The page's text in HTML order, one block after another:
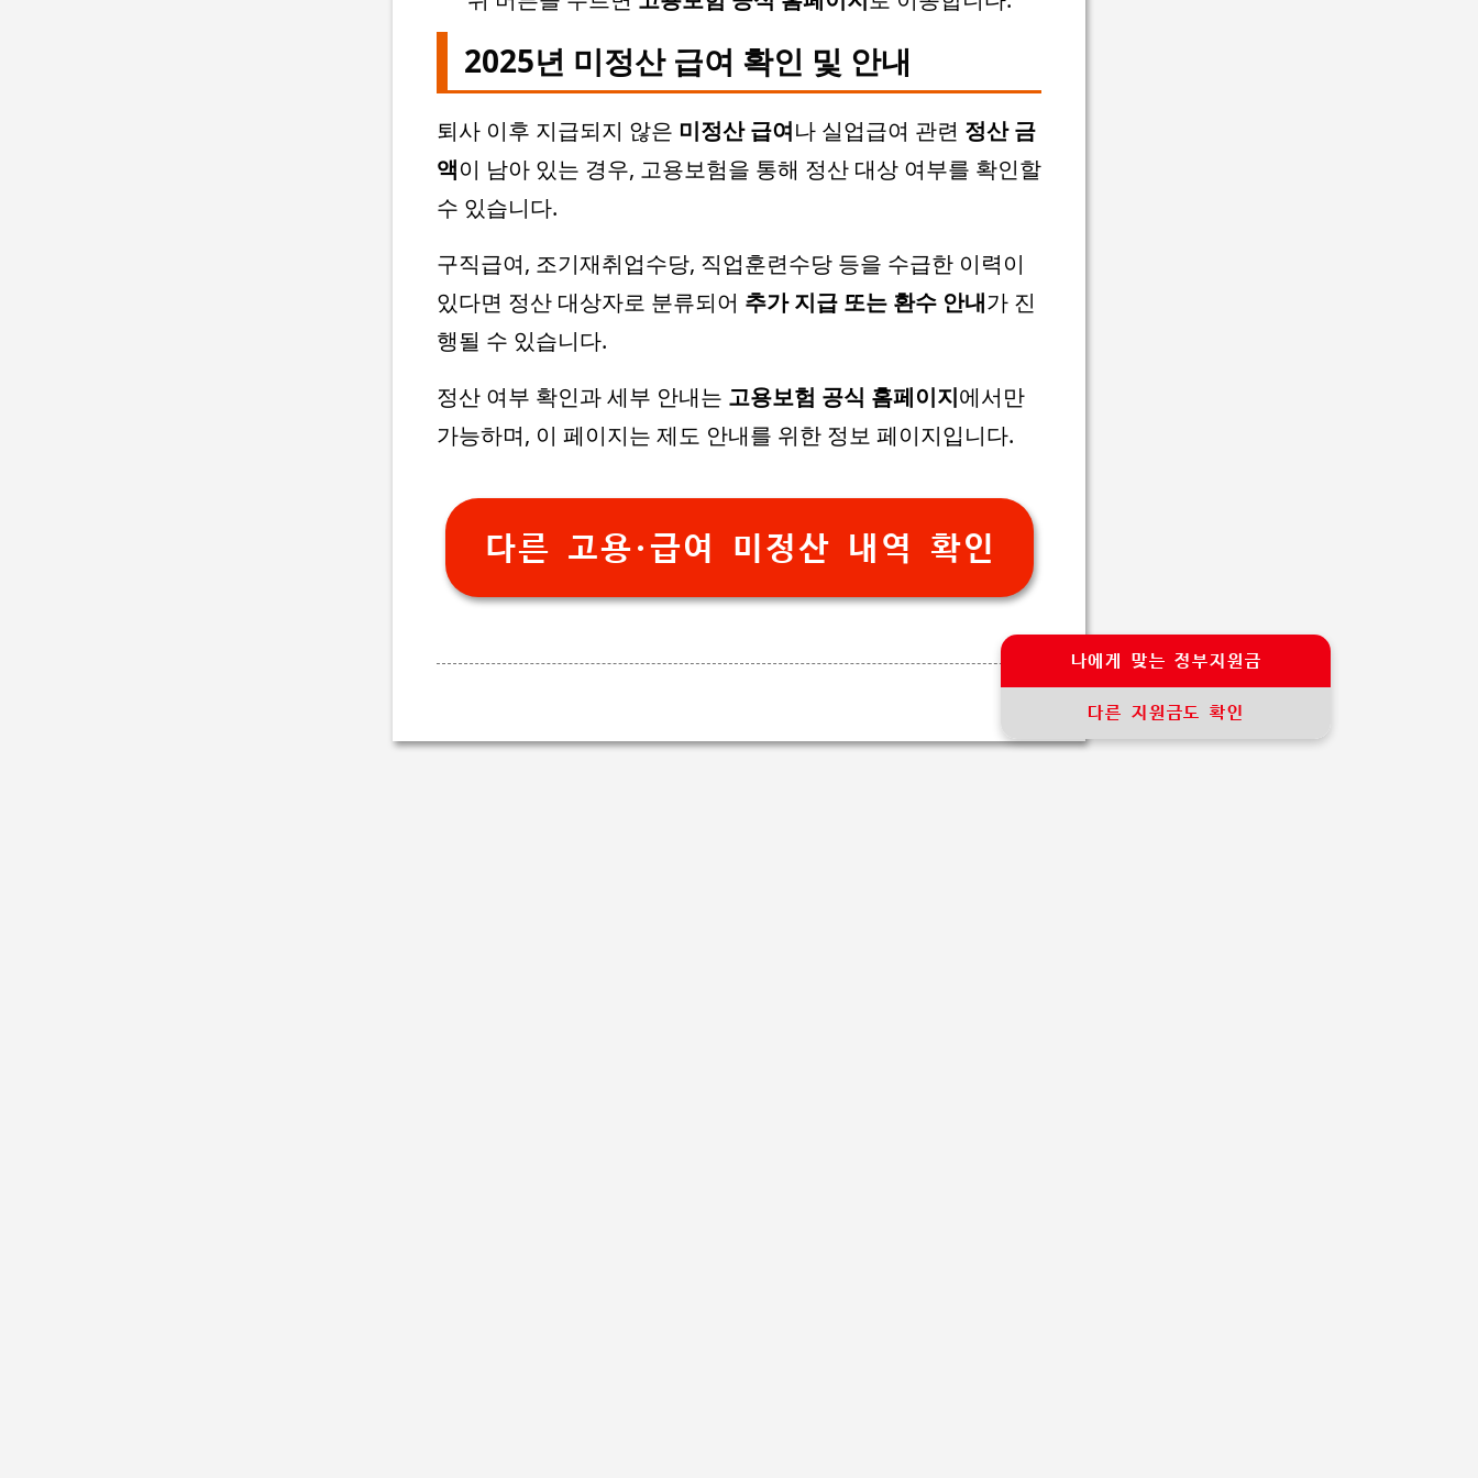
2025년 미정산 급여 확인 및 안내
퇴사 이후 지급되지 않은 미정산 급여나 실업급여 관련 정산 금
액이 남아 있는 경우, 고용보험을 통해 정산 대상 여부를 확인할
수 있습니다.
구직급여, 조기재취업수당, 직업훈련수당 등을 수급한 이력이
있다면 정산 대상자로 분류되어 추가 지급 또는 환수 안내가 진
행될 수 있습니다.
정산 여부 확인과 세부 안내는 고용보험 공식 홈페이지에서만
가능하며, 이 페이지는 제도 안내를 위한 정보 페이지입니다.
다른 고용·급여 미정산 내역 확인
나에게 맞는 정부지원금
다른 지원금도 확인